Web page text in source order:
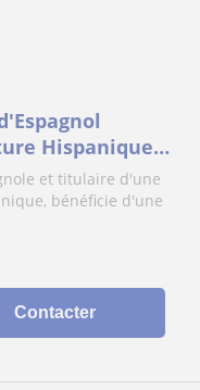
Hispanique
individuels et en
et titulaire d'une
bénéficie d'une
Contacter